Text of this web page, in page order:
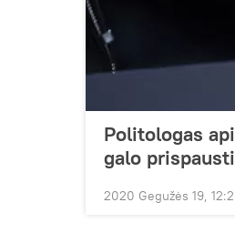
Politologas
galo
2020 Gegužės 19,